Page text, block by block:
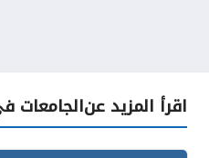
اقرأ المزيد عنالجامعات